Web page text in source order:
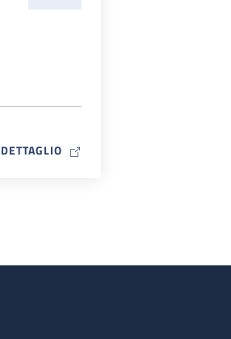
MAP ICON